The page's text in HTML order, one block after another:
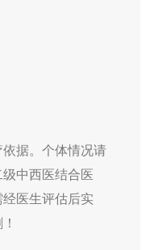
据。个体情况请
中西医结合医
医生评估后实